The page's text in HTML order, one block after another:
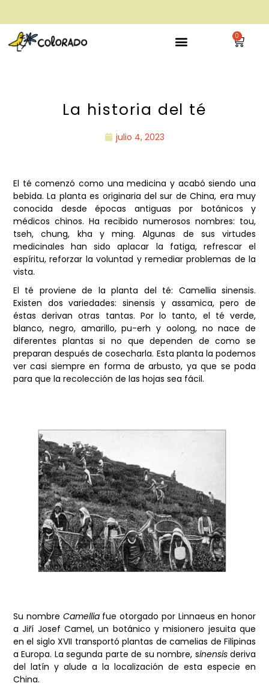
envío gratis a partir de 28€ 0
La historia del té
julio 4, 2023
El té comenzó como una medicina y acabó siendo una
bebida. La planta es originaria del sur de China, era muy
conocida desde épocas antiguas por botánicos y
médicos chinos. Ha recibido numerosos nombres: tou,
tseh, chung, kha y ming. Algunas de sus virtudes
medicinales han sido aplacar la fatiga, refrescar el
espíritu, reforzar la voluntad y remediar problemas de la
vista.
El té proviene de la planta del té: Camellia sinensis.
Existen dos variedades: sinensis y assamica, pero de
éstas derivan otras tantas. Por lo tanto, el té verde,
blanco, negro, amarillo, pu-erh y oolong, no nace de
diferentes plantas si no que dependen de como se
preparan después de cosecharla. Esta planta la podemos
ver casi siempre en forma de arbusto, ya que se poda
para que la recolección de las hojas sea fácil.
Su nombre Camelliafue otorgado por Linnaeus en honor
a Jiří Josef Camel, un botánico y misionero jesuita que
en el siglo XVII transportó plantas de camelias de Filipinas
a Europa. La segunda parte de su nombre, sinensisderiva
del latín y alude a la localización de esta especie en
China.